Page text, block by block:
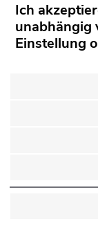
Ich
unabhängig
Einstellung